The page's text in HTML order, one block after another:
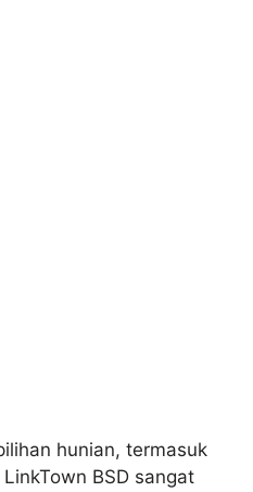
hunian, termasuk
BSD sangat